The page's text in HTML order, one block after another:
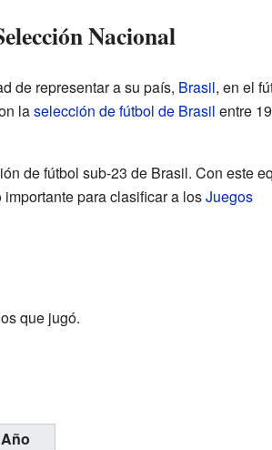
Nacional
de representar a su país, Brasil, en el
laselección de fútbol de Brasil entre
de fútbol sub-23 de Brasil. Con este
para clasificar a losJuegos
que jugó.
Año